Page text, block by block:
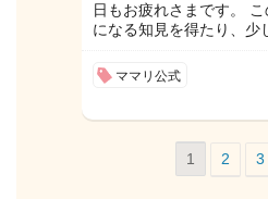
日もお疲れさまです。
になる知見を得たり、少
ママリ公式
1 2 3